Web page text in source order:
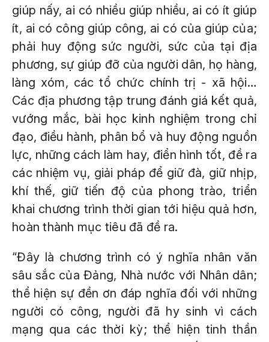
giúp nấy, ai có nhiều giúp nhiều, ai có ít giúp
ít, ai có công giúp công, ai có của giúp của;
phải huy động sức người, sức của tại địa
phương, sự giúp đỡ của người dân, họ hàng,
làng xóm, các tổ chức chính trị - xã hội…
Các địa phương tập trung đánh giá kết quả,
vướng mắc, bài học kinh nghiệm trong chỉ
đạo, điều hành, phân bổ và huy động nguồn
lực, những cách làm hay, điển hình tốt, đề ra
các nhiệm vụ, giải pháp để giữ đà, giữ nhịp,
khí thế, giữ tiến độ của phong trào, triển
khai chương trình thời gian tới hiệu quả hơn,
hoàn thành mục tiêu đã đề ra.
“Đây là chương trình có ý nghĩa nhân văn
sâu sắc của Đảng, Nhà nước với Nhân dân;
thể hiện sự đền ơn đáp nghĩa đối với những
người có công, người đã hy sinh vì cách
mạng qua các thời kỳ; thể hiện tinh thần